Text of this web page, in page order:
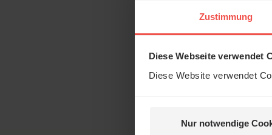
Zustimmung
Diese Webseite verwendet
Diese Website verwendet
Nur notwendige
Das
und